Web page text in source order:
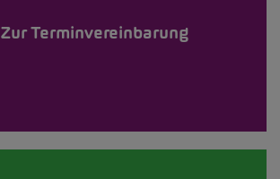
Zur Terminvereinbarung